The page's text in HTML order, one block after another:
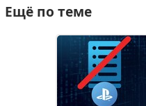
Ещё по теме